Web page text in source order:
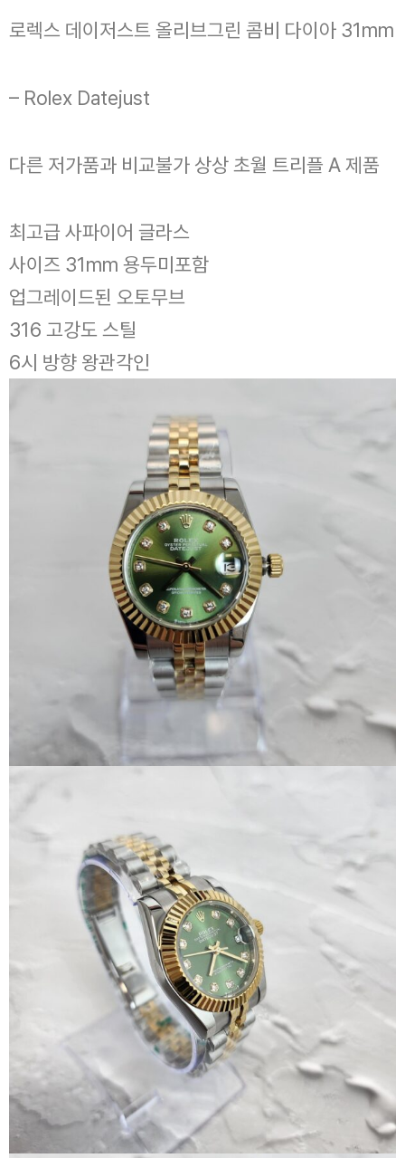
로렉스 데이저스트 올리브그린 콤비 다이아 31mm
– Rolex Datejust
다른 저가품과 비교불가 상상 초월 트리플 A 제품
최고급 사파이어 글라스
사이즈 31mm 용두미포함
업그레이드된 오토무브
316 고강도 스틸
6시 방향 왕관각인